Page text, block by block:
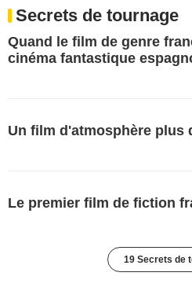
Secrets de tournage
Quand le film de genre
cinéma fantastique
Un film d'atmosphère plus
Le premier film de fiction
19 Secrets de